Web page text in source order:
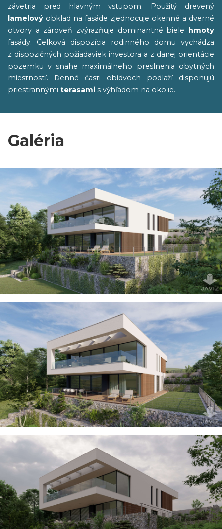
závetria pred hlavným vstupom. Použitý drevený
lamelový obklad na fasáde zjednocuje okenné a dverné
otvory a zároveň zvýrazňuje dominantné biele hmoty
fasády. Celková dispozícia rodinného domu vychádza
z dispozičných požiadaviek investora a z danej orientácie
pozemku v snahe maximálneho preslnenia obytných
miestností. Denné časti obidvoch podlaží disponujú
priestrannými terasami s výhľadom na okolie.
Galéria